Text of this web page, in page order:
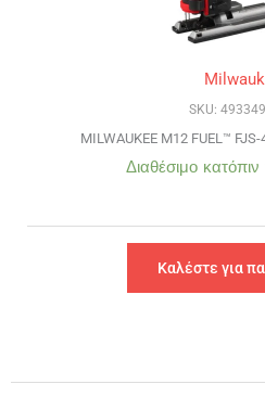
SKU:
MILWAUKEE M12 FUEL™
Διαθέσιμο
Καλέστε για